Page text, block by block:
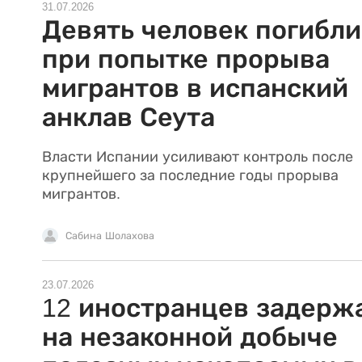
31.07.2026
Девять человек погибли
при попытке прорыва
мигрантов в испанский
анклав Сеута
Власти Испании усиливают контроль после
крупнейшего за последние годы прорыва
мигрантов.
Сабина Шолахова
23.07.2026
12 иностранцев
на незаконной добыче